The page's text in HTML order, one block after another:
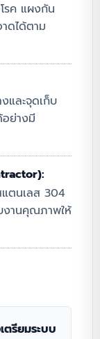
รค แผงกัน
ดได้ตาม
และจุดเก็บ
ย่างมี
ตนเลส 304
งานคุณภาพให้
รียมระบบ